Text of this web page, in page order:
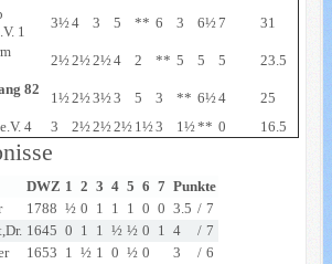
1
3½ 4 3 5 ** 6 3 6½ 7 31
2½ 2½ 2½ 4 2 ** 5 5 5 23.5
82
1½ 2½ 3½ 3 5 3 ** 6½ 4
25
4 3 2½ 2½ 2½ 1½ 3 1½ ** 0 16.5
DWZ 1 2 3 4 5 6 7 Punkte
1788 ½ 0 1 1 1 0 0 3.5 / 7
1645 0 1 1 ½ ½ 0 1 4 / 7
1653 1 ½ 1 0 ½ 0 3 / 6